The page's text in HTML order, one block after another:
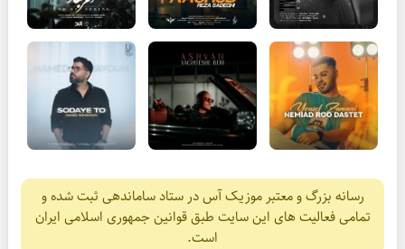
رسانه بزرگ و معتبر موزیک آس در ستاد ساماندهی ثبت شده و
تمامی فعالیت های این سایت طبق قوانین جمهوری اسلامی ایران
است.